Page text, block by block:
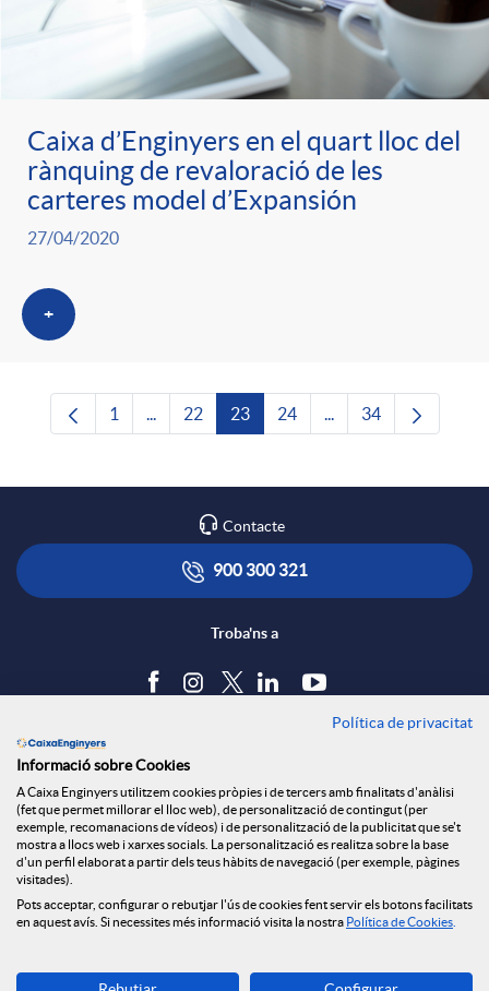
Caixa d’Enginyers en el quart lloc del
rànquing de revaloració de les
carteres model d’Expansión
27/04/2020
+
Pàgina
1 ...Pàgines intermèdies Utilitzeu TAB per
Pàgina
22 Pàgina
23 Pàgina
24 ...Pàgines intermèdies
Pàgina
34
Contacte
900 300 321
Troba'ns a
Política de cookies
Avís legal
Seguretat Online
Canal denúncies
Descarrega-la ara
Política de privacitat
Informació sobre Cookies
A Caixa Enginyers utilitzem cookies pròpies i de tercers amb finalitats d'anàlisi
(fet que permet millorar el lloc web), de personalització de contingut (per
exemple, recomanacions de vídeos) i de personalització de la publicitat que se't
mostra a llocs web i xarxes socials. La personalització es realitza sobre la base
d'un perfil elaborat a partir dels teus hàbits de navegació (per exemple, pàgines
visitades).
Pots acceptar, configurar o rebutjar l'ús de cookies fent servir els botons facilitats
en aquest avís. Si necessites més informació visita la nostra Política de Cookies